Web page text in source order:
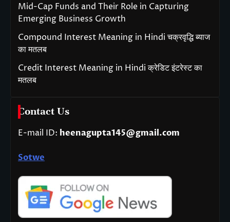
Mid-Cap Funds and Their Role in Capturing
Emerging Business Growth
Compound Interest Meaning in Hindi चक्रवृद्धि ब्याज
का मतलब
Credit Interest Meaning in Hindi क्रेडिट इंटरेस्ट का
मतलब
Contact Us
E-mail ID: heenagupta145@gmail.com
Sotwe